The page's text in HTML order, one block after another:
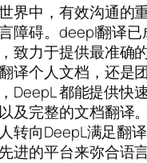
界中，有效沟通的
障碍。deepl翻译已
致力于提供最准确的
译个人文档，还是
DeepL 都能提供快
及完整的文档翻译
转向DeepL满足翻译
进的平台来弥合语言